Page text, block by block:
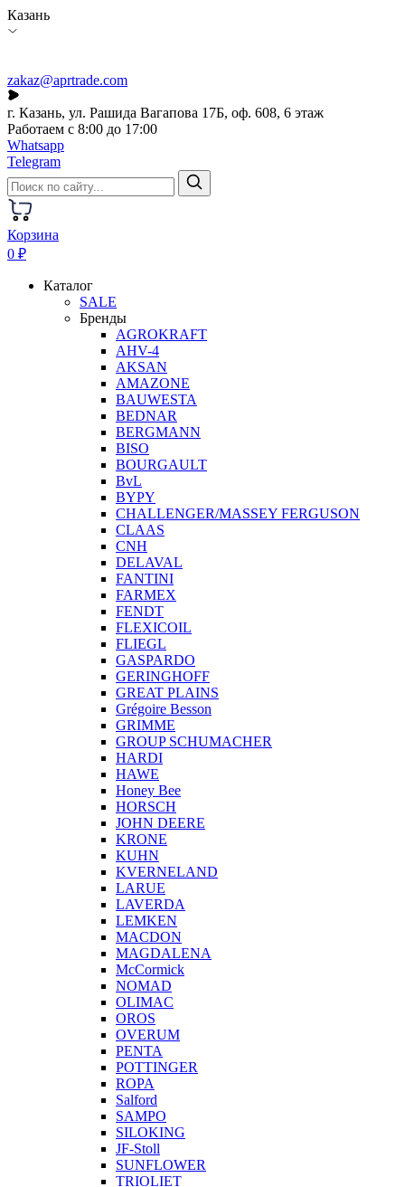
Казань
zakaz@aprtrade.com
г. Казань, ул. Рашида Вагапова 17Б, оф. 608, 6 этаж
Работаем с 8:00 до 17:00
Whatsapp
Telegram
Корзина
0 ₽
Каталог
SALE
Бренды
AGROKRAFT
AHV-4
AKSAN
AMAZONE
BAUWESTA
BEDNAR
BERGMANN
BISO
BOURGAULT
BvL
BYPY
CHALLENGER/MASSEY FERGUSON
CLAAS
CNH
DELAVAL
FANTINI
FARMEX
FENDT
FLEXICOIL
FLIEGL
GASPARDO
GERINGHOFF
GREAT PLAINS
Grégoire Besson
GRIMME
GROUP SCHUMACHER
HARDI
HAWE
Honey Bee
HORSCH
JOHN DEERE
KRONE
KUHN
KVERNELAND
LARUE
LAVERDA
LEMKEN
MACDON
MAGDALENA
McCormick
NOMAD
OLIMAC
OROS
OVERUM
PENTA
POTTINGER
ROPA
Salford
SAMPO
SILOKING
JF-Stoll
SUNFLOWER
TRIOLIET